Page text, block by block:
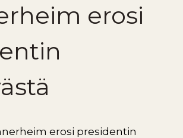
erosi
erosi presidentin